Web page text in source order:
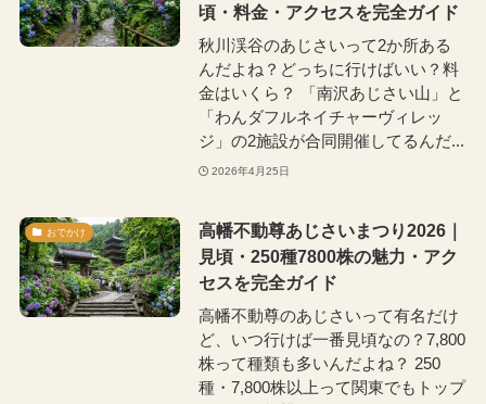
頃・料金・アクセスを完全ガイド
秋川渓谷のあじさいって2か所ある
んだよね？どっちに行けばいい？料
金はいくら？ 「南沢あじさい山」と
「わんダフルネイチャーヴィレッ
ジ」の2施設が合同開催してるんだ...
2026年4月25日
おでかけ
高幡不動尊あじさいまつり2026｜
見頃・250種7800株の魅力・アク
セスを完全ガイド
高幡不動尊のあじさいって有名だけ
ど、いつ行けば一番見頃なの？7,800
株って種類も多いんだよね？ 250
種・7,800株以上って関東でもトップ